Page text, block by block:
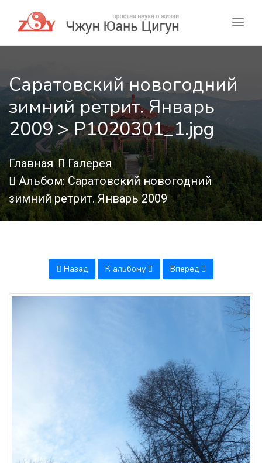
Саратовский новогодний
зимний ретрит. Январь
2009 > P1020301_1.jpg
Главная
Галерея
Альбом: Саратовский новогодний
зимний ретрит. Январь 2009
Назад К альбому Вперед